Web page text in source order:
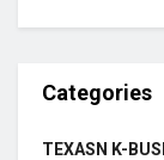
Categories
TEXASN K-